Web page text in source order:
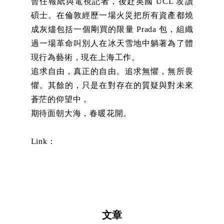
碩士。在倫敦經歷一場火災把所有資產都燒
成灰燼包括一個剛買的限量 Prada 包，組織
過一場革命叫別人在冰天雪地中躺著為了體
現行為藝術，現在上海工作。
追求自由，真正的自由。追求無懼，無所畏
懼。其餘的，只是在對存在的質疑與對未來
蒼茫的仰望中，
期待面朝大海，春暖花開。
Link：
文章